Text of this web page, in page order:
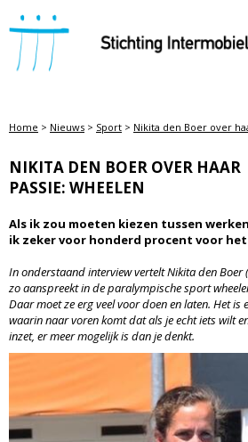
STICHTING INTERMOBIEL
Home > Nieuws > Sport > Nikita den Boer over
NIKITA DEN BOER OVER HAAR
PASSIE: WHEELEN
Als ik zou moeten kiezen tussen
ik zeker voor honderd procent voor het
In onderstaand interview vertelt Nikita den Boer
zo aanspreekt in de paralympische sport
Daar moet ze erg veel voor doen en laten. Het is
waarin naar voren komt dat als je echt iets wilt
inzet, er meer mogelijk is dan je denkt.